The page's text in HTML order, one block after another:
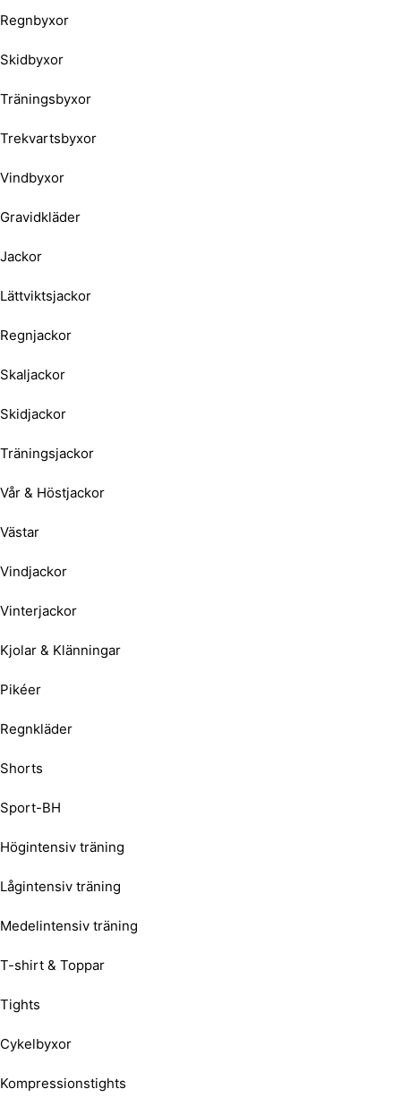
Regnbyxor
Skidbyxor
Träningsbyxor
Trekvartsbyxor
Vindbyxor
Gravidkläder
Jackor
Lättviktsjackor
Regnjackor
Skaljackor
Skidjackor
Träningsjackor
Vår & Höstjackor
Västar
Vindjackor
Vinterjackor
Kjolar & Klänningar
Pikéer
Regnkläder
Shorts
Sport-BH
Högintensiv träning
Lågintensiv träning
Medelintensiv träning
T-shirt & Toppar
Tights
Cykelbyxor
Kompressionstights